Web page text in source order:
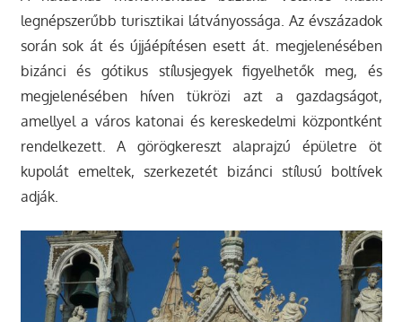
legnépszerűbb turisztikai látványossága. Az évszázadok
során sok át és újjáépítésen esett át. megjelenésében
bizánci és gótikus stílusjegyek figyelhetők meg, és
megjelenésében híven tükrözi azt a gazdagságot,
amellyel a város katonai és kereskedelmi központként
rendelkezett. A görögkereszt alaprajzú épületre öt
kupolát emeltek, szerkezetét bizánci stílusú boltívek
adják.